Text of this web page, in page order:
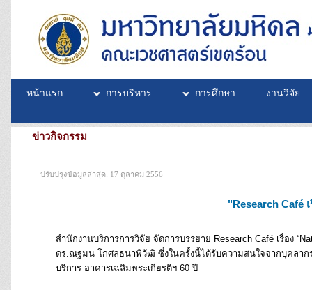
หน้าแรก การบริหาร การศึกษา งานวิจัย
ข่าวกิจกรรม
ปรับปรุงข้อมูลล่าสุด: 17 ตุลาคม 2556
"Research Café
สำนักงานบริการการวิจัย จัดการบรรยาย Research Café เรื่อง
ดร.ณฐมน โกศลธนาพิวัฒิ ซึ่งในครั้งนี้ได้รับความสนใจจากบุคลาก
บริการ อาคารเฉลิมพระเกียรติฯ 60 ปี